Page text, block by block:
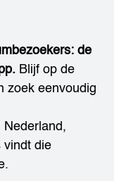
de
Blijf op de
zoek eenvoudig
die